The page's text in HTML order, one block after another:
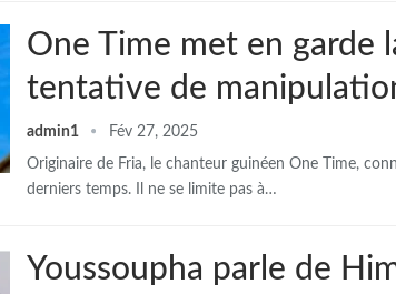
One Time met en garde
tentative de
admin1 Fév 27, 2025
Originaire de Fria, le chanteur guinéen One Time,
derniers temps. Il ne se limite pas à…
Youssoupha parle de